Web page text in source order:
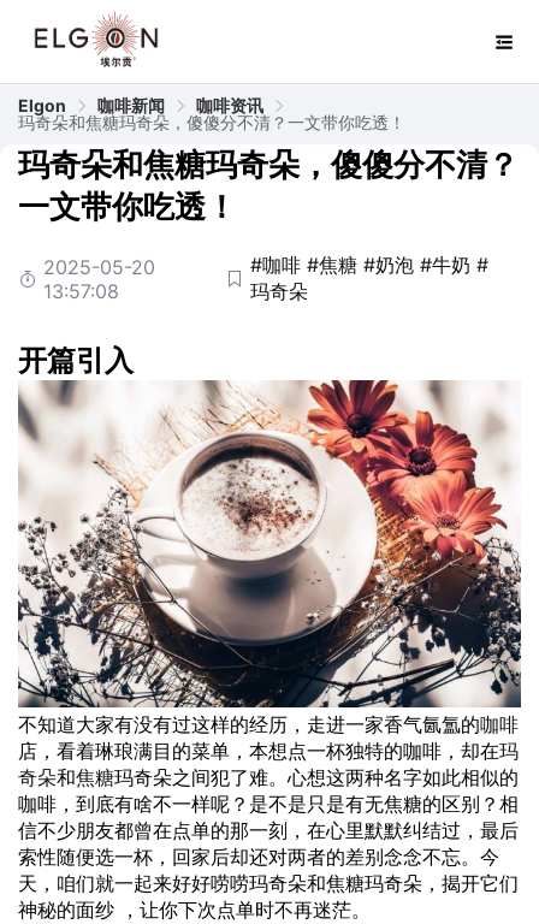
Elgon 咖啡新闻
咖啡资讯
玛奇朵和焦糖玛奇朵，傻傻分不清？一文带你吃透！
玛奇朵和焦糖玛奇朵，傻傻分不清？
一文带你吃透！
2025-05-20
13:57:08
#咖啡 #焦糖 #奶泡 #牛奶 #
玛奇朵
开篇引入
不知道大家有没有过这样的经历，走进一家香气氤氲的咖啡
店，看着琳琅满目的菜单，本想点一杯独特的咖啡，却在玛
奇朵和焦糖玛奇朵之间犯了难。心想这两种名字如此相似的
咖啡，到底有啥不一样呢？是不是只是有无焦糖的区别？相
信不少朋友都曾在点单的那一刻，在心里默默纠结过，最后
索性随便选一杯，回家后却还对两者的差别念念不忘。今
天，咱们就一起来好好唠唠玛奇朵和焦糖玛奇朵，揭开它们
神秘的面纱 ，让你下次点单时不再迷茫。